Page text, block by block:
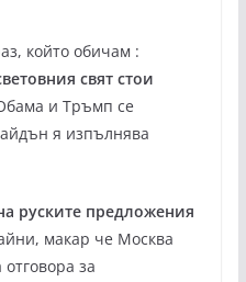
който обичам :
свят стои
и Тръмп се
я изпълнява
руските предложения
макар че Москва
за